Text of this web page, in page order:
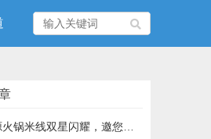
米线双星闪耀，邀您共享辣爽夏日盛宴！